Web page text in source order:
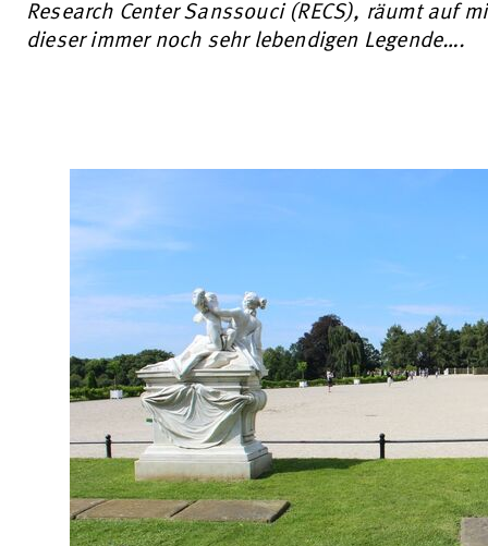
Research Center Sanssouci (RECS), räumt auf
dieser immer noch sehr lebendigen Legende….